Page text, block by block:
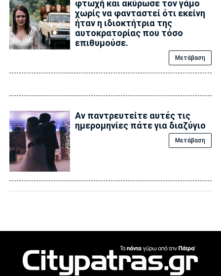
φτωχή και ακύρωσε τον γάμο
χωρίς να φανταστεί ότι εκείνη
ήταν η ιδιοκτήτρια της
αυτοκρατορίας που τόσο
επιθυμούσε.
Μετάβαση
Αν παντρευτείτε αυτές τις
ημερομηνίες πάτε για διαζύγιο
Μετάβαση